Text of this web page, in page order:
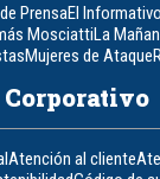
PrensaEl Informativo
MosciattiLa
Mujeres de Ataque
Corporativo
Atención al cliente